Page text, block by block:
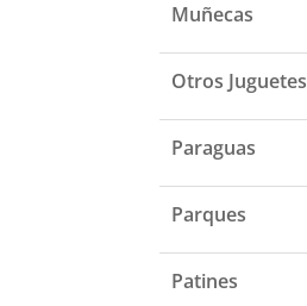
Muñecas
Otros Juguetes
Paraguas
Parques
Patines